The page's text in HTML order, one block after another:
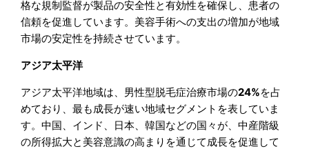
格な規制監督が製品の安全性と有効性を確保し、患者の
信頼を促進しています。美容手術への支出の増加が地域
市場の安定性を持続させています。
アジア太平洋
アジア太平洋地域は、男性型脱毛症治療市場の24%を占
めており、最も成長が速い地域セグメントを表していま
す。中国、インド、日本、韓国などの国々が、中産階級
の所得拡大と美容意識の高まりを通じて成長を促進して